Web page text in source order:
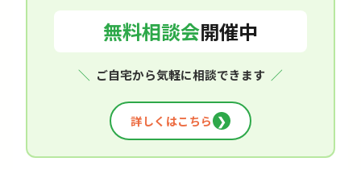
無料相談会開催中
＼ ご自宅から気軽に相談できます ／
詳しくはこちら ❯